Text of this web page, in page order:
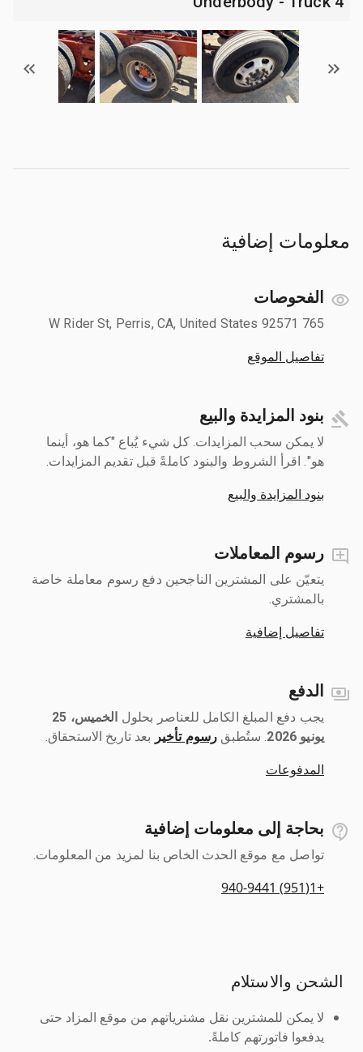
معلومات إضافية
الفحوصات
765 W Rider St, Perris, CA, United States 92571
تفاصيل الموقع
بنود المزايدة والبيع
لا يمكن سحب المزايدات. كل شيء يُباع "كما هو، أينما
هو". اقرأ الشروط والبنود كاملةً قبل تقديم المزايدات.
بنود المزايدة والبيع
رسوم المعاملات
يتعيّن على المشترين الناجحين دفع رسوم معاملة خاصة
بالمشتري.
تفاصيل إضافية
الدفع
يجب دفع المبلغ الكامل للعناصر بحلول ‎
الخميس، 25
يونيو 2026
رسوم تأخير بعد تاريخ الاستحقاق.
المدفوعات
بحاجة إلى معلومات إضافية
تواصل مع موقع الحدث الخاص بنا لمزيد من المعلومات.
+1(951) 940-9441
الشحن والاستلام
لا يمكن للمشترين نقل مشترياتهم من موقع المزاد حتى
يدفعوا فاتورتهم كاملةً.